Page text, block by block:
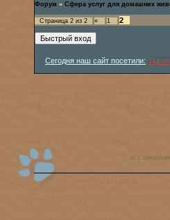
Форум » Сфера услуг для домашних
Страница 2 из 2 « 1 2
Сегодня наш сайт посетили: Tigrino
аст,